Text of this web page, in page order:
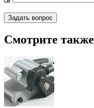
Смотрите также